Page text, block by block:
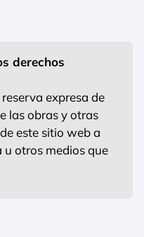
derechos
expresa de
las obras y otras
este sitio web a
u otros medios que